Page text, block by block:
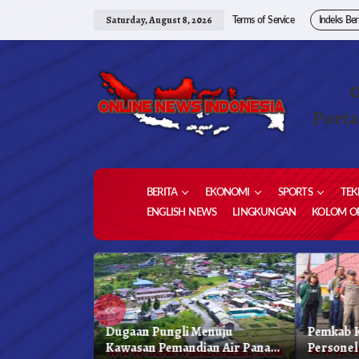
Saturday, August 8, 2026 Terms of Service Indeks
BERITA EKONOMI SPORTS
ENGLISH NEWS
LINGKUNGAN KOLOM
«
Dugaan Pungli Menuju
Kawasan Pemandian Air Panas
Pemkab